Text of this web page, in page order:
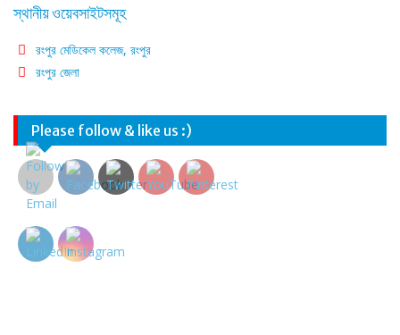
স্থানীয় ওয়েবসাইটসমূহ
রংপুর মেডিকেল কলেজ, রংপুর
রংপুর জেলা
Please follow & like us :)